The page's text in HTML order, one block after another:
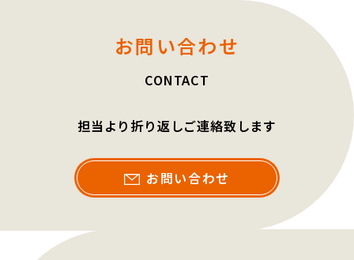
お問い合わせ
CONTACT
担当より折り返しご連絡致します
お問い合わせ